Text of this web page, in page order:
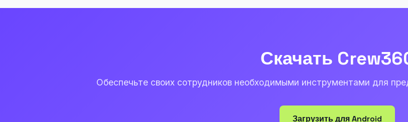
Скачать
Обеспечьте своих сотрудников необходимыми инструментами для
Загрузить для Android